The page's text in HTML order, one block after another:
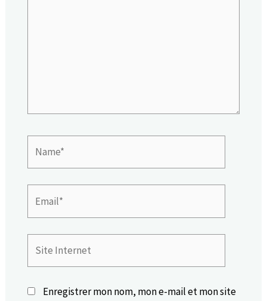
Internet
Enregistrer mon nom, mon e-mail et mon site